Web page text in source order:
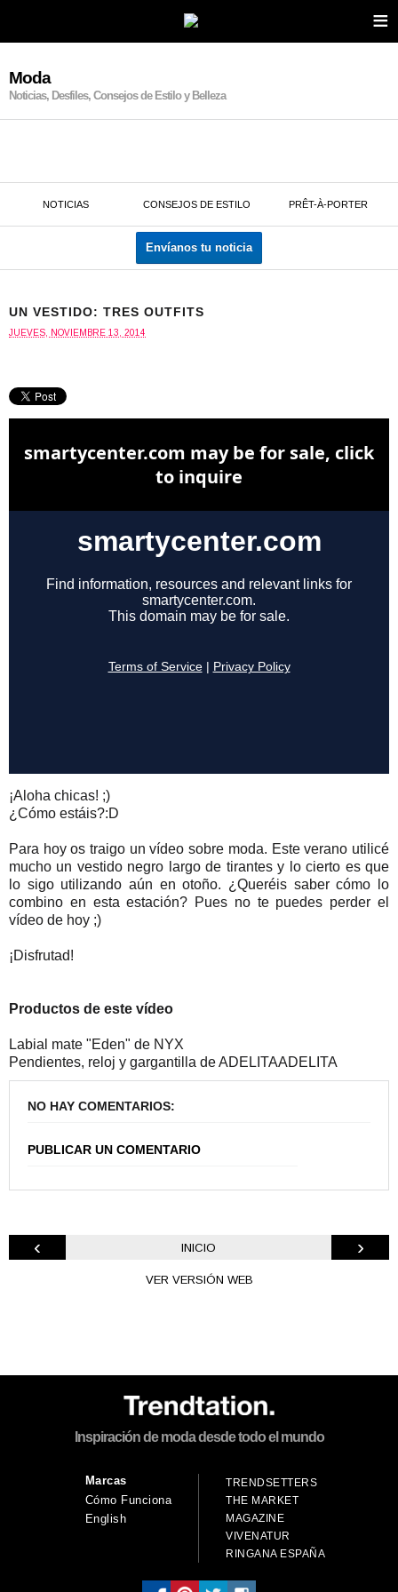
≡
Moda
Noticias, Desfiles, Consejos de Estilo y Belleza
NOTICIAS CONSEJOS DE ESTILO PRÊT-À-PORTER
Envíanos tu noticia
UN VESTIDO: TRES OUTFITS
JUEVES, NOVIEMBRE 13, 2014
¡Aloha chicas! ;)
¿Cómo estáis?:D
Para hoy os traigo un vídeo sobre moda. Este verano utilicé
mucho un vestido negro largo de tirantes y lo cierto es que
lo sigo utilizando aún en otoño. ¿Queréis saber cómo lo
combino en esta estación? Pues no te puedes perder el
vídeo de hoy ;)
¡Disfrutad!
Productos de este vídeo
Labial mate "Eden" de NYX
Pendientes, reloj y gargantilla de ADELITAADELITA
NO HAY COMENTARIOS:
PUBLICAR UN COMENTARIO
‹ INICIO ›
VER VERSIÓN WEB
Inspiración de moda desde todo el mundo
TRENDSETTERS
THE MARKET
MAGAZINE
VIVENATUR
RINGANA ESPAÑA
Marcas
Cómo Funciona
English